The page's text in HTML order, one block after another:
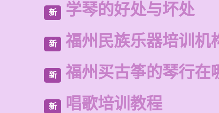
新 学琴的好处与坏处
新 福州民族乐器培训机
新 福州买古筝的琴行在
新 唱歌培训教程